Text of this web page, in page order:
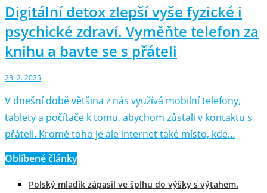
Digitální detox zlepší vyše fyzické i
psychické zdraví. Vyměňte telefon za
knihu a bavte se s přáteli
23. 2. 2025
V dnešní době většina z nás využívá mobilní telefony,
tablety a počítače k tomu, abychom zůstali v kontaktu s
přáteli. Kromě toho je ale internet také místo, kde…
Oblíbené články
Polský mladík zápasil ve šplhu do výšky s výtahem.